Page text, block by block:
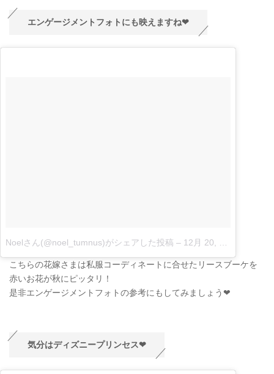
エンゲージメントフォトにも映えますね❤︎
Noelさん(@noel_tumnus)がシェアした投稿 – 12月 20, 2017 at 3:52午前 PST
こちらの花嫁さまは私服コーディネートに合せたリースブーケを
赤いお花が秋にピッタリ！
是非エンゲージメントフォトの参考にもしてみましょう❤︎
気分はディズニープリンセス❤︎